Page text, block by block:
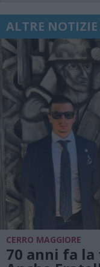
ALTRE
CERRO MAGGIORE
70 anni fa